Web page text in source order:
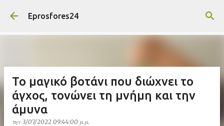
Μετάβαση στο κύριο περιεχόμενο
Eprosfores24
Το μαγικό βοτάνι που διώχνει το
άγχος, τονώνει τη μνήμη και την
άμυνα
την 3/07/2022 09:44:00 μ.μ.